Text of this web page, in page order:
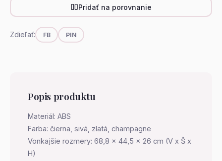
Pridať na porovnanie
Zdieľať: FB PIN
Popis produktu
Materiál: ABS
Farba: čierna, sivá, zlatá, champagne
Vonkajšie rozmery: 68,8 x 44,5 x 26 cm (V x Š x
H)